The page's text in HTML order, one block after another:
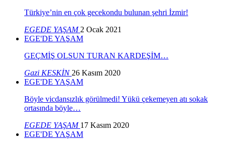
Türkiye’nin en çok gecekondu bulunan şehri İzmir!
EGEDE YAŞAM 2 Ocak 2021
EGE'DE YAŞAM
GEÇMİŞ OLSUN TURAN KARDEŞİM…
Gazi KESKİN 26 Kasım 2020
EGE'DE YAŞAM
Böyle vicdansızlık görülmedi! Yükü çekemeyen atı sokak
ortasında böyle…
EGEDE YAŞAM 17 Kasım 2020
EGE'DE YAŞAM